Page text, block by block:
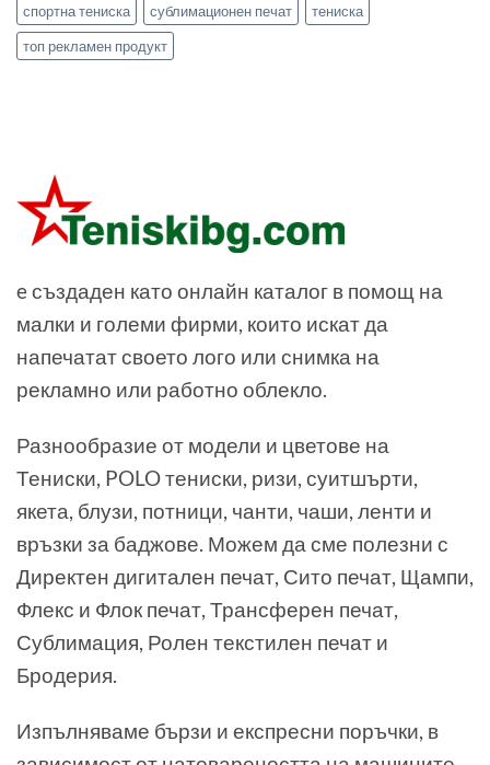
спортна тениска
сублимационен печат
тениска
топ рекламен продукт
e създаден като онлайн каталог в помощ на
малки и големи фирми, които искат да
напечатат своето лого или снимка на
рекламно или работно облекло.
Разнообразие от модели и цветове на
Тениски, POLO тениски, ризи, суитшърти,
якета, блузи, потници, чанти, чаши, ленти и
връзки за баджове. Можем да сме полезни с
Директен дигитален печат, Сито печат, Щампи,
Флекс и Флок печат, Трансферен печат,
Сублимация, Ролен текстилен печат и
Бродерия.
Изпълняваме бързи и експресни поръчки, в